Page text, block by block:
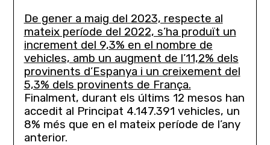
De gener a maig del 2023, respecte al
mateix període del 2022, s’ha produït un
increment del 9,3% en el nombre de
vehicles, amb un augment de l’11,2% dels
provinents d’Espanya i un creixement del
5,3% dels provinents de França.
Finalment, durant els últims 12 mesos han
accedit al Principat 4.147.391 vehicles, un
8% més que en el mateix període de l’any
anterior.